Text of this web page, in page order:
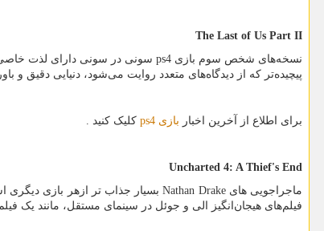
The Last of Us Part II
نسخه‌های شخص سوم بازی ps4 سونی در سونی دارای لذت خاصی
پیچیده‌تر که از دیدگاه‌های متعدد روایت می‌شود، دنیایی دقیق و
برای اطلاع از آخرین اخبار بازی ps4 کلیک کنید .
Uncharted 4: A Thief's End
ماجراجویی های Nathan Drake بسیار جذاب تر ازهر بازی دیگری
فیلم‌های هیجان‌انگیز الی و جوئل در سینمای مستقل، مانند یک